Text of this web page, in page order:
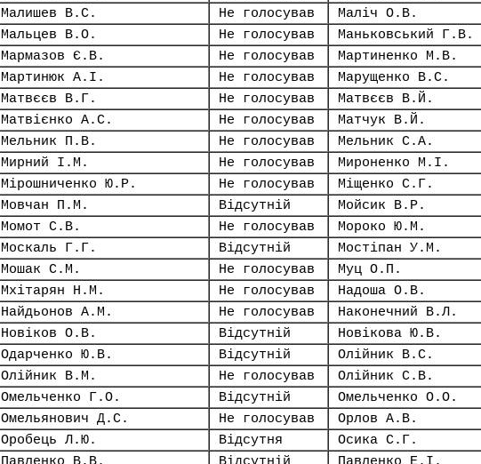
Малишев В.С.
Не голосував Маліч О.В.
Мальцев В.О.
Не голосував Маньковський Г.В.
Мармазов Є.В.
Не голосував Мартиненко М.В.
Мартинюк А.І.
Не голосував Марущенко В.С.
Матвєєв В.Г.
Не голосував Матвєєв В.Й.
Матвієнко А.С.
Не голосував Матчук В.Й.
Мельник П.В.
Не голосував Мельник С.А.
Мирний І.М.
Не голосував Мироненко М.І.
Мірошниченко Ю.Р.
Не голосував Міщенко С.Г.
Мовчан П.М.
Відсутній Мойсик В.Р.
Момот С.В.
Не голосував Мороко Ю.М.
Москаль Г.Г.
Відсутній Мостіпан У.М.
Мошак С.М.
Не голосував Муц О.П.
Мхітарян Н.М.
Не голосував Надоша О.В.
Найдьонов А.М.
Не голосував Наконечний В.Л.
Новіков О.В.
Відсутній Новікова Ю.В.
Одарченко Ю.В.
Відсутній Олійник В.С.
Олійник В.М.
Не голосував Олійник С.В.
Омельченко Г.О.
Відсутній Омельченко О.О.
Омельянович Д.С.
Не голосував Орлов А.В.
Оробець Л.Ю.
Відсутня Осика С.Г.